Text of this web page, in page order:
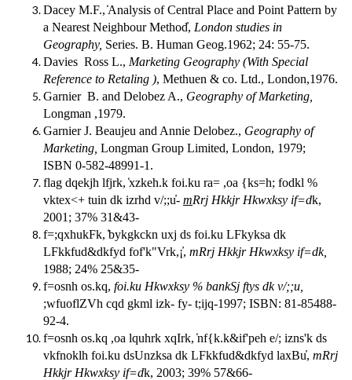
Dacey M.F., ̒Analysis of Central Place and Point Pattern by
a Nearest Neighbour Method̓, London studies in
Geography, Series. B. Human Geog.1962; 24: 55-75.
Davies Ross L., Marketing Geography (With Special
Reference to Retaling ), Methuen & co. Ltd., London,1976.
Garnier B. and Delobez A., Geography of Marketing,
Longman ,1979.
Garnier J. Beaujeu and Annie Delobez., Geography of
Marketing, Longman Group Limited, London, 1979;
ISBN 0-582-48991-1.
flag dqekjh lfjrk, xzkeh.k foi.ku ra= ,oa {ks=h; fodkl %
vktex<+ tuin dk izrhd v/;;u- mRrj Hkkjr Hkwxksy if=dk,
2001 ; 37% 31&43-
f=;qxhukFk, bykgkckn uxj ds foi.ku LFkyksa dk
LFkkfud&dkfyd fof'k"Vrk,¡̓, mRrj Hkkjr Hkwxksy if=dk,
1988; 24% 25&35-
f=osnh os.kq, foi.ku Hkwxksy % bankSj ftys dk v/;;u
;wfuoflZVh cqd gkml izk- fy- t;ijq-1997; ISBN: 81-85488-
92-4.
f=osnh os.kq ,oa lquhrk xqIrk, nf{k.k&if'peh e/; izns'k ds
vkfnoklh foi.ku dsUnzksa dk LFkkfud&dkfyd laxBu̓, mRrj
Hkkjr Hkwxksy if=dk, 2003; 39% 57&66-